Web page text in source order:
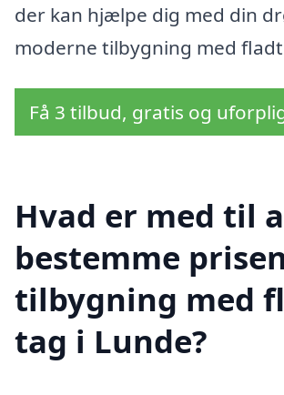
der kan hjælpe dig med din
moderne tilbygning med
Få 3 tilbud, gratis og
Hvad er med til
bestemme
tilbygning med
tag i Lunde?